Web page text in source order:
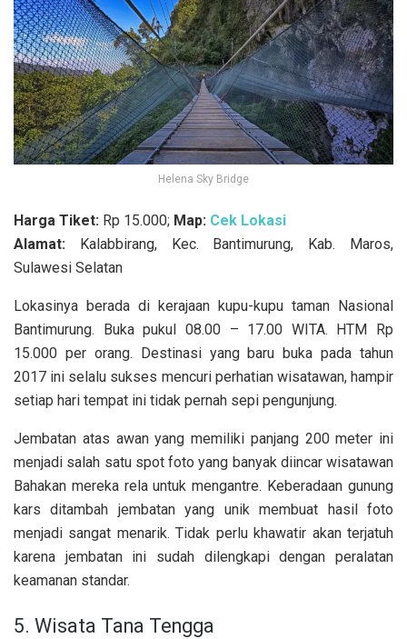
Helena Sky Bridge
Harga Tiket: Rp 15.000; Map: Cek Lokasi
Alamat: Kalabbirang, Kec. Bantimurung, Kab. Maros,
Sulawesi Selatan
Lokasinya berada di kerajaan kupu-kupu taman Nasional
Bantimurung. Buka pukul 08.00 – 17.00 WITA. HTM Rp
15.000 per orang. Destinasi yang baru buka pada tahun
2017 ini selalu sukses mencuri perhatian wisatawan, hampir
setiap hari tempat ini tidak pernah sepi pengunjung.
Jembatan atas awan yang memiliki panjang 200 meter ini
menjadi salah satu spot foto yang banyak diincar wisatawan
Bahakan mereka rela untuk mengantre. Keberadaan gunung
kars ditambah jembatan yang unik membuat hasil foto
menjadi sangat menarik. Tidak perlu khawatir akan terjatuh
karena jembatan ini sudah dilengkapi dengan peralatan
keamanan standar.
5. Wisata Tana Tengga